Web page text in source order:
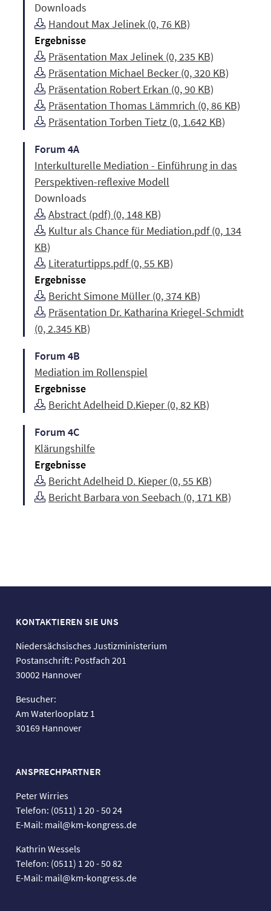
Downloads
Handout Max Jelinek (0, 76 KB)
Ergebnisse
Präsentation Max Jelinek (0, 235 KB)
Präsentation Michael Becker (0, 320 KB)
Präsentation Robert Erkan (0, 90 KB)
Präsentation Thomas Lämmrich (0, 86 KB)
Präsentation Torben Tietz (0, 1.642 KB)
Forum 4A
Interkulturelle Mediation - Einführung in das
Perspektiven-reflexive Modell
Downloads
Abstract (pdf) (0, 148 KB)
Kultur als Chance für Mediation.pdf (0, 134
KB)
Literaturtipps.pdf (0, 55 KB)
Ergebnisse
Bericht Simone Müller (0, 374 KB)
Präsentation Dr. Katharina Kriegel-Schmidt
(0, 2.345 KB)
Forum 4B
Mediation im Rollenspiel
Ergebnisse
Bericht Adelheid D.Kieper (0, 82 KB)
Forum 4C
Klärungshilfe
Ergebnisse
Bericht Adelheid D. Kieper (0, 55 KB)
Bericht Barbara von Seebach (0, 171 KB)
KONTAKTIEREN SIE UNS
Niedersächsisches Justizministerium
Postanschrift: Postfach 201
30002 Hannover
Besucher:
Am Waterlooplatz 1
30169 Hannover
ANSPRECHPARTNER
Peter Wirries
Telefon: (0511) 1 20 - 50 24
E-Mail: mail@km-kongress.de
Kathrin Wessels
Telefon: (0511) 1 20 - 50 82
E-Mail: mail@km-kongress.de